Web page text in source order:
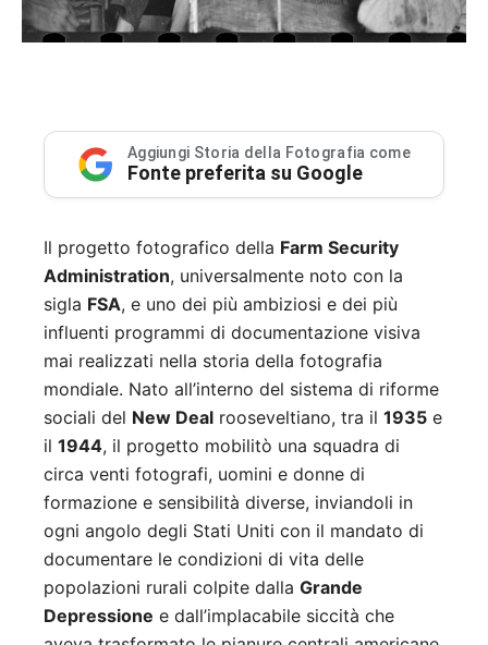
Aggiungi Storia della Fotografia come
Fonte preferita su Google
Il progetto fotografico della Farm Security
Administration, universalmente noto con la
sigla FSA, e uno dei più ambiziosi e dei più
influenti programmi di documentazione visiva
mai realizzati nella storia della fotografia
mondiale. Nato all’interno del sistema di riforme
sociali del New Deal rooseveltiano, tra il 1935 e
il 1944, il progetto mobilitò una squadra di
circa venti fotografi, uomini e donne di
formazione e sensibilità diverse, inviandoli in
ogni angolo degli Stati Uniti con il mandato di
documentare le condizioni di vita delle
popolazioni rurali colpite dalla Grande
Depressione e dall’implacabile siccità che